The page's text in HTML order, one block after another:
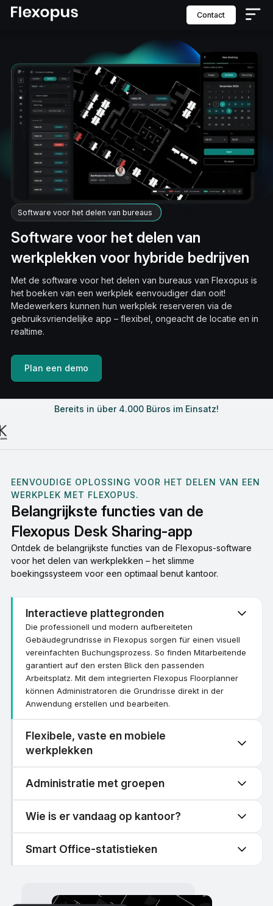
contact
Software voor het delen van bureaus
Software voor het delen van
werkplekken voor hybride bedrijven
Met de software voor het delen van bureaus van Flexopus is
het boeken van een werkplek eenvoudiger dan ooit!
Medewerkers kunnen hun werkplek reserveren via de
gebruiksvriendelijke app – flexibel, ongeacht de locatie en in
realtime.
Plan een demo
Bereits in über 4.000 Büros im Einsatz!
EENVOUDIGE OPLOSSING VOOR HET DELEN VAN EEN
WERKPLEK MET FLEXOPUS.
Belangrijkste functies van de
Flexopus Desk Sharing-app
Ontdek de belangrijkste functies van de Flexopus-software
voor het delen van werkplekken – het slimme
boekingssysteem voor een optimaal benut kantoor.
Interactieve plattegronden
Die professionell und modern aufbereiteten
Gebäudegrundrisse in Flexopus sorgen für einen visuell
vereinfachten Buchungsprozess. So finden Mitarbeitende
garantiert auf den ersten Blick den passenden
Arbeitsplatz. Mit dem integrierten Flexopus Floorplanner
können Administratoren die Grundrisse direkt in der
Anwendung erstellen und bearbeiten.
Flexibele, vaste en mobiele
werkplekken
Administratie met groepen
Wie is er vandaag op kantoor?
Smart Office-statistieken